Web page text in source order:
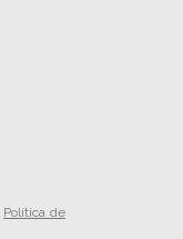
Política de